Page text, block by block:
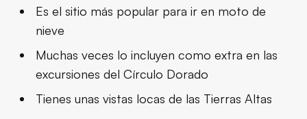
Es el sitio más popular para ir en moto de
nieve
Muchas veces lo incluyen como extra en las
excursiones del Círculo Dorado
Tienes unas vistas locas de las Tierras Altas